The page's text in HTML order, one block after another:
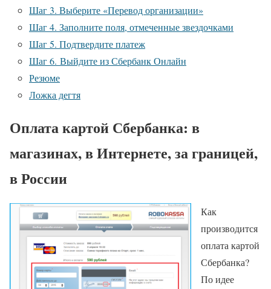
Шаг 3. Выберите «Перевод организации»
Шаг 4. Заполните поля, отмеченные звездочками
Шаг 5. Подтвердите платеж
Шаг 6. Выйдите из Сбербанк Онлайн
Резюме
Ложка дегтя
Оплата картой Сбербанка: в
магазинах, в Интернете, за границей,
в России
Как
производится
оплата картой
Сбербанка?
По идее